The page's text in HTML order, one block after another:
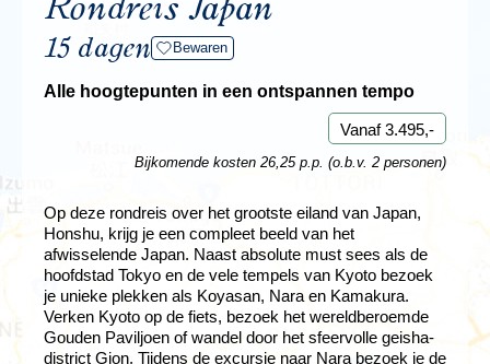
Rondreis Japan
15 dagen Bewaren
Alle hoogtepunten in een ontspannen tempo
Vanaf 3.495,-
Bijkomende kosten 26,25 p.p. (o.b.v. 2 personen)
Op deze rondreis over het grootste eiland van Japan,
Honshu, krijg je een compleet beeld van het
afwisselende Japan. Naast absolute must sees als de
hoofdstad Tokyo en de vele tempels van Kyoto bezoek
je unieke plekken als Koyasan, Nara en Kamakura.
Verken Kyoto op de fiets, bezoek het wereldberoemde
Gouden Paviljoen of wandel door het sfeervolle geisha-
district Gion. Tijdens de excursie naar Nara bezoek je de